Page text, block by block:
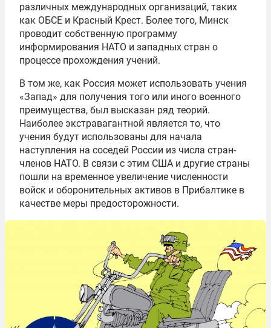
различных международных организаций, таких
как ОБСЕ и Красный Крест. Более того, Минск
проводит собственную программу
информирования НАТО и западных стран о
процессе прохождения учений.
В том же, как Россия может использовать учения
«Запад» для получения того или иного военного
преимущества, был высказан ряд теорий.
Наиболее экстравагантной является то, что
учения будут использованы для начала
наступления на соседей России из числа стран-
членов НАТО. В связи с этим США и другие страны
пошли на временное увеличение численности
войск и оборонительных активов в Прибалтике в
качестве меры предосторожности.